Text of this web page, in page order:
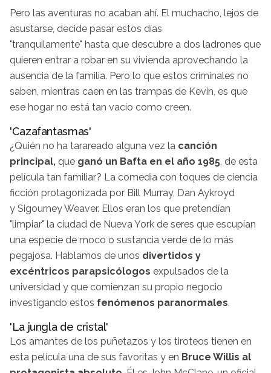
Pero las aventuras no acaban ahí. El muchacho, lejos de
asustarse, decide pasar estos días
"tranquilamente" hasta que descubre a dos ladrones que
quieren entrar a robar en su vivienda aprovechando la
ausencia de la familia. Pero lo que estos criminales no
saben, mientras caen en las trampas de Kevin, es que
ese hogar no está tan vacío como creen.
'Cazafantasmas'
¿Quién no ha tarareado alguna vez la canción
principal, que ganó un Bafta en el año 1985, de esta
película tan familiar? La comedia con toques de ciencia
ficción protagonizada por Bill Murray, Dan Aykroyd
y Sigourney Weaver. Ellos eran los que pretendían
"limpiar" la ciudad de Nueva York de seres que escupían
una especie de moco o sustancia verde de lo más
pegajosa. Hablamos de unos divertidos y
excéntricos parapsicólogos expulsados de la
universidad y que comienzan su propio negocio
investigando estos fenómenos paranormales.
'La jungla de cristal'
Los amantes de los puñetazos y los tiroteos tienen en
esta película una de sus favoritas y en Bruce Willis al